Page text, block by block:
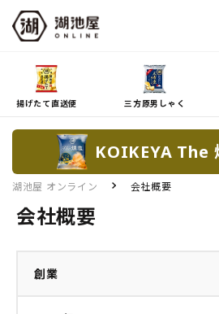
揚げたて直送便 三方原男しゃく
KOIKEYA The
湖池屋 オンライン 会社概要
会社概要
創業